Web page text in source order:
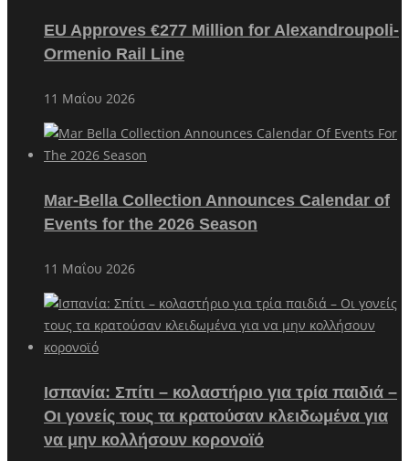
EU Approves €277 Million for Alexandroupoli-
Ormenio Rail Line
11 Μαΐου 2026
Mar-Bella Collection Announces Calendar of
Events for the 2026 Season
11 Μαΐου 2026
Ισπανία: Σπίτι – κολαστήριο για τρία παιδιά –
Οι γονείς τους τα κρατούσαν κλειδωμένα για
να μην κολλήσουν κορονοϊό